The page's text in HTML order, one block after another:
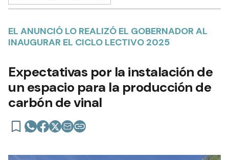
EL ANUNCIÓ LO REALIZÓ EL GOBERNADOR AL
INAUGURAR EL CICLO LECTIVO 2025
Expectativas por la instalación de
un espacio para la producción de
carbón de vinal